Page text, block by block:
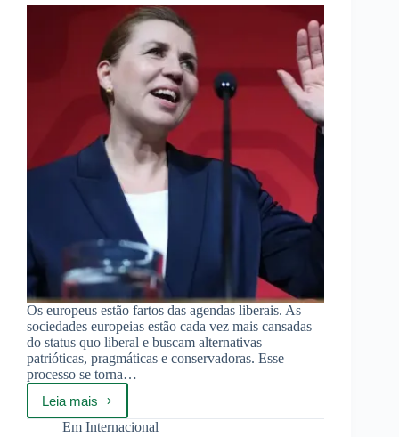
Os europeus estão fartos das agendas liberais. As
sociedades europeias estão cada vez mais cansadas
do status quo liberal e buscam alternativas
patrióticas, pragmáticas e conservadoras. Esse
processo se torna…
Leia maisEsquerda
liberal
Em Internacional